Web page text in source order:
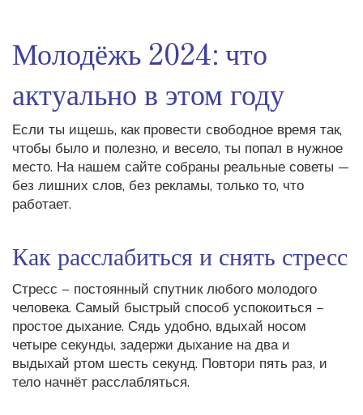
Молодёжь 2024: что
актуально в этом году
Если ты ищешь, как провести свободное время так,
чтобы было и полезно, и весело, ты попал в нужное
место. На нашем сайте собраны реальные советы —
без лишних слов, без рекламы, только то, что
работает.
Как расслабиться и снять стресс
Стресс – постоянный спутник любого молодого
человека. Самый быстрый способ успокоиться –
простое дыхание. Сядь удобно, вдыхай носом
четыре секунды, задержи дыхание на два и
выдыхай ртом шесть секунд. Повтори пять раз, и
тело начнёт расслабляться.